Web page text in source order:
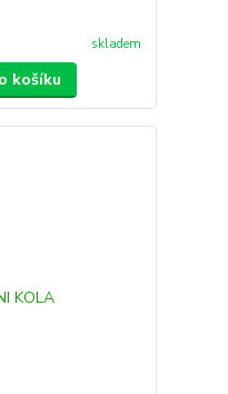
skladem
košíku